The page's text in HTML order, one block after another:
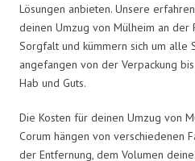
Lösungen anbieten. Unsere
deinen Umzug von Mülheim an der
Sorgfalt und kümmern sich um alle
angefangen von der Verpackung
Hab und Guts.
Die Kosten für deinen Umzug von
Corum hängen von verschiedenen
der Entfernung, dem Volumen